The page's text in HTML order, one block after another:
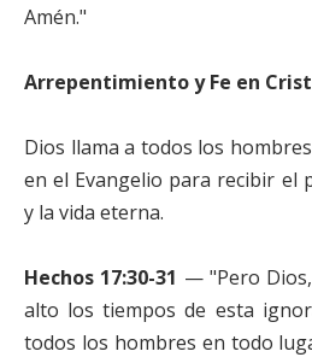
Amén."
Arrepentimiento y Fe en
Dios llama a todos los
en el Evangelio para recibir el
y la vida eterna.
Hechos 17:30-31 — "Pero
alto los tiempos de esta
todos los hombres en todo